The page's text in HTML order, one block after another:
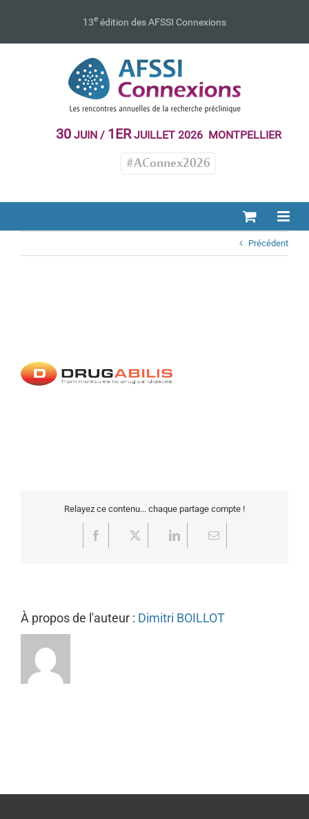
13e édition des AFSSI Connexions
30JUIN / 1ERJUILLET 2026 MONTPELLIER
#AConnex2026
Précédent
Relayez ce contenu... chaque partage compte !
Facebook LinkedInEmail
À propos de l'auteur : Dimitri BOILLOT